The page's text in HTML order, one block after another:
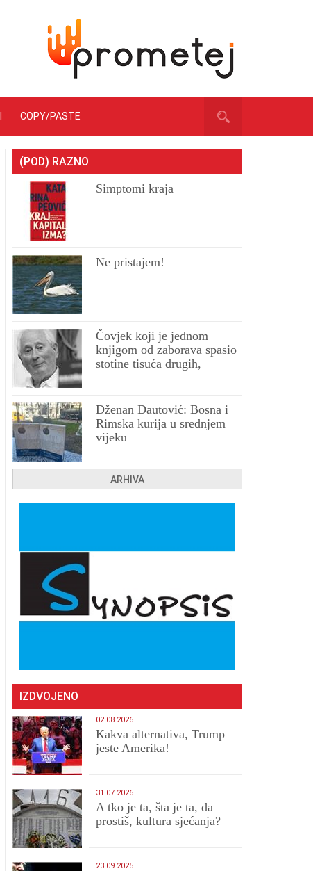
COPY/PASTE
(POD) RAZNO
Simptomi kraja
Ne pristajem!
Čovjek koji je jednom
knjigom od zaborava spasio
stotine tisuća drugih,
Dženan Dautović: Bosna i
Rimska kurija u srednjem
vijeku
ARHIVA
IZDVOJENO
02.08.2026
Kakva alternativa, Trump
jeste Amerika!
31.07.2026
A tko je ta, šta je ta, da
prostiš, kultura sjećanja?
23.09.2025